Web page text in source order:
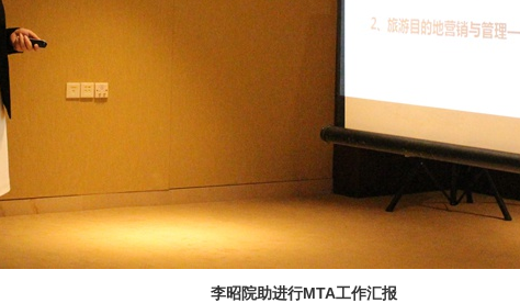
李昭院助进行MTA工作汇报